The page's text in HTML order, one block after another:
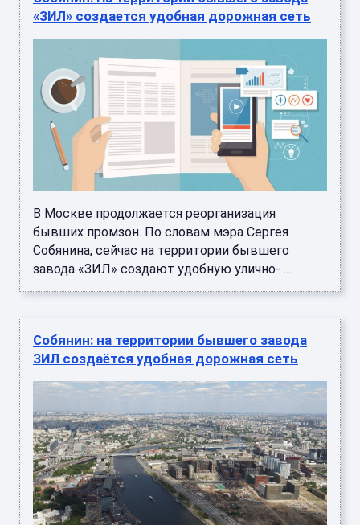
«ЗИЛ» создается удобная дорожная сеть
В Москве продолжается реорганизация
бывших промзон. По словам мэра Сергея
Собянина, сейчас на территории бывшего
завода «ЗИЛ» создают удобную улично- ...
Собянин: на территории бывшего завода
ЗИЛ создаётся удобная дорожная сеть